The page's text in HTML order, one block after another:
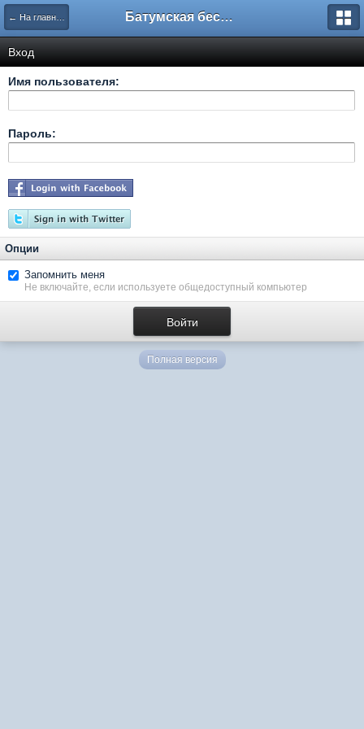
← На главную Батумская беседка
Вход
Имя пользователя:
Пароль:
Опции
Запомнить меня
Не включайте, если используете общедоступный компьютер
Полная версия